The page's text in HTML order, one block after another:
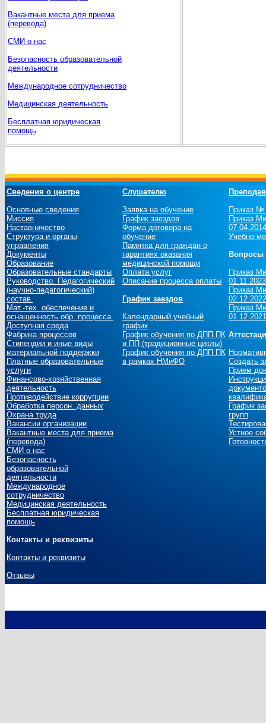
Вакантные места для приема
(перевода)
СМИ о нас
Безопасность образовательной
деятельности
Международное сотрудничество
Медицинская деятельность
Бесплатная юридическая
помощь
Сведения о центре
Основные сведения
Миссия
Наставничество
Структура и органы
управления
Документы
Образование
Образовательные стандарты
Руководство. Педагогический
(научно-педагогический)
состав.
Мат.-тех. обеспечение и
оснащенность обр. процесса.
Доступная среда
Фабрика процессов
Стипендии и иные виды
материальной поддержки
Платные образовательные
услуги
Финансово-хозяйственная
деятельность
Противодействие коррупции
Обработка персон. данных
Охрана труда
Вакансии организации
Вакантные места для приема
(перевода)
СМИ о нас
Безопасность
образовательной
деятельности
Международное
сотрудничество
Медицинская деятельность
Бесплатная юридическая
помощь
Контакты и реквизиты
Контакты и реквизиты
Отзывы
Слушателю
Заявка на обучение
График заездов
Форма договора на
обучение
Памятка для граждан о
гарантиях оказания
медицинской помощи
Оплата услуг
Описание процесса оплаты
График заездов
Календарный учебный
график
График обучения по ДПП ПК
и ПП (традиционные циклы)
График обучения по ДПП ПК
в рамках НМиФО
Приказ №
Приказ
Учебно-
Вопросы
Приказ
Приказ
Приказ
Создать
Прием
График
групп
Устное